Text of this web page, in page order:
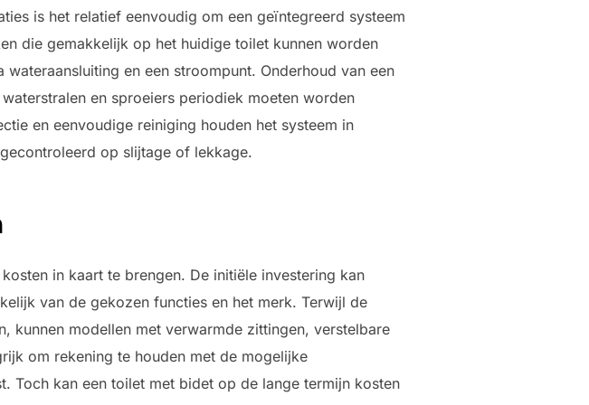
is het relatief eenvoudig om een geïntegreerd systeem
die gemakkelijk op het huidige toilet kunnen worden
en een stroompunt. Onderhoud van een
en sproeiers periodiek moeten worden
en eenvoudige reiniging houden het systeem in
op slijtage of lekkage.
in kaart te brengen. De initiële investering kan
van de gekozen functies en het merk. Terwijl de
kunnen modellen met verwarmde zittingen, verstelbare
om rekening te houden met de mogelijke
Toch kan een toilet met bidet op de lange termijn kosten